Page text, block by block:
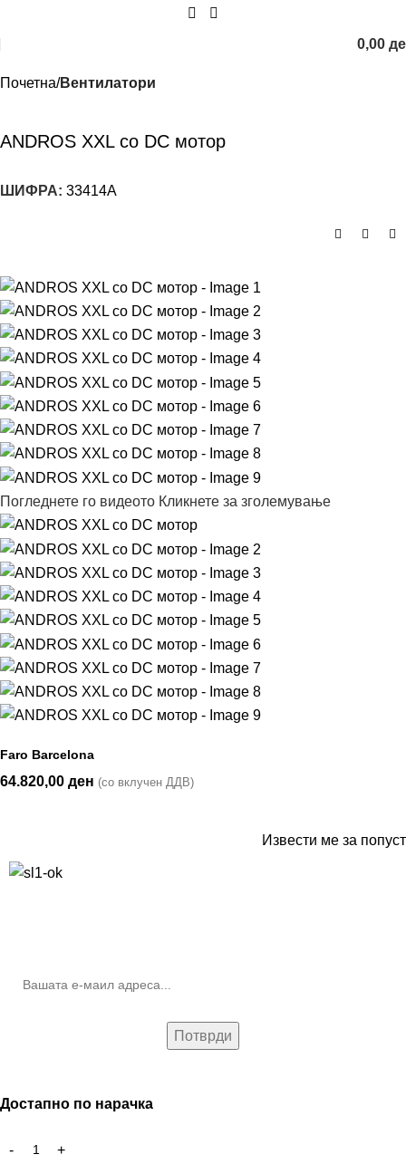
0,00
Почетна Вентилатори
ANDROS XXL со DC мотор
ШИФРА: 33414A
Погледнете го видеото Кликнете за зголемување
Faro Barcelona
64.820,00 ден (со вклучен ДДВ)
Извести ме за попуст
Достапно по нарачка